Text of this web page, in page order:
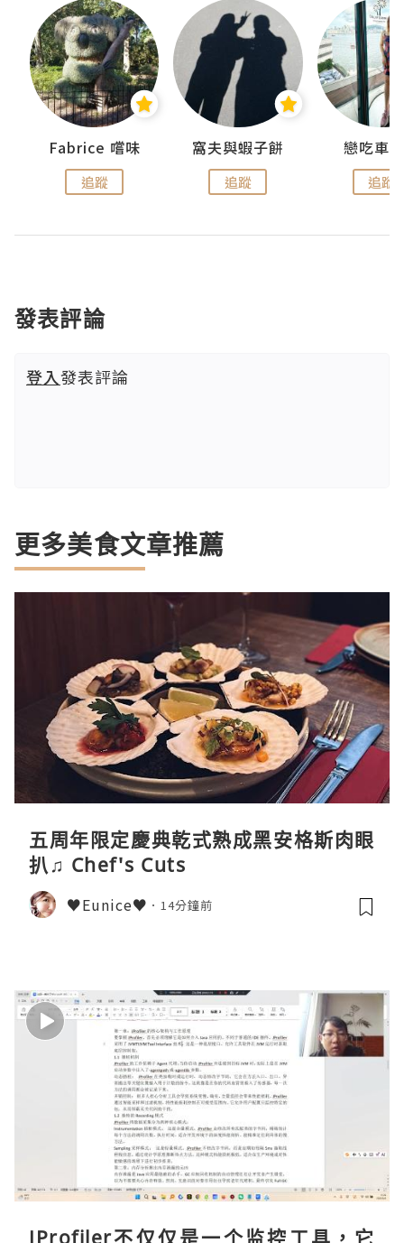
Fabrice 嚐味
追蹤
窩夫與蝦子餅
追蹤
戀吃車
追蹤
發表評論
登入發表評論
更多美食文章推薦
五周年限定慶典乾式熟成黑安格斯肉眼
扒♫ Chef's Cuts
♥Eunice♥ 14分鐘前
JProfiler不仅仅是一个监控工具，它